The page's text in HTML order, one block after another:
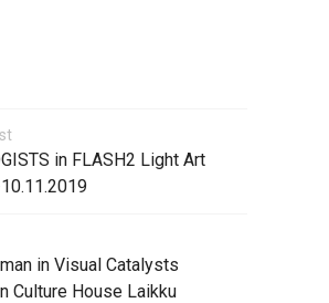
in FLASH2 Light Art
in Visual Catalysts
Culture House Laikku